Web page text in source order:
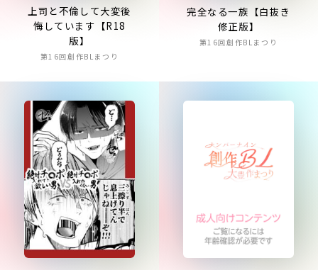
上司と不倫して大変後
悔しています【R18
版】
第16回創作BLまつり
完全なる一族【白抜き
修正版】
第16回創作BLまつり